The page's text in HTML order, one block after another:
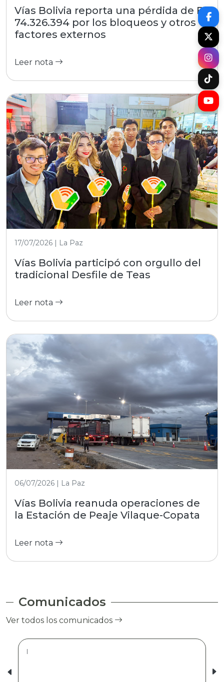
Vías Bolivia reporta una pérdida de Bs
74.326.394 por los bloqueos y otros
factores externos
Leer nota
17/07/2026 | La Paz
Vías Bolivia participó con orgullo del
tradicional Desfile de Teas
Leer nota
06/07/2026 | La Paz
Vías Bolivia reanuda operaciones de
la Estación de Peaje Vilaque-Copata
Leer nota
Comunicados
Ver todos los comunicados
|